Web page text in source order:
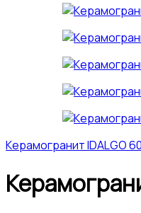
Керамогранит IDALGO